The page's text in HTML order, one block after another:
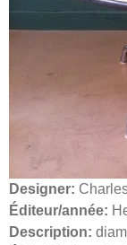
Designer:
Éditeur/année:
Description: